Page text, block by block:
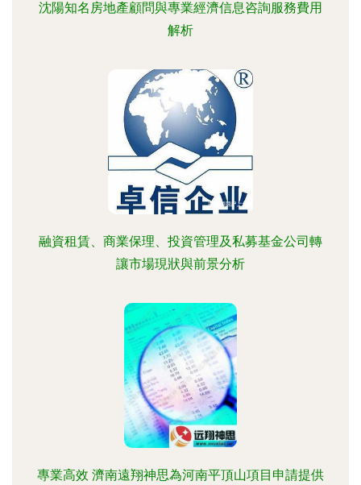
沈陽知名房地產顧問與專業經濟信息咨詢服務費用
解析
融資租賃、商業保理、投資管理及私募基金公司轉
讓市場現狀與前景分析
專業高效 濟南遠翔神思為河南平頂山項目申請提供